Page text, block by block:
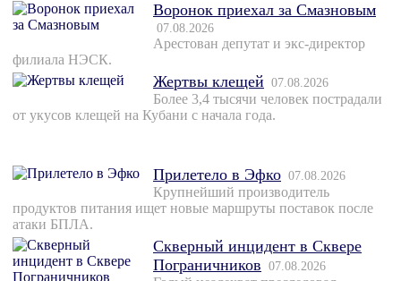
Воронок приехал за Смазновым
07.08.2026
Арестован депутат и экс-директор
филиала НЭСК.
Жертвы клещей 07.08.2026
Более 3,4 тысячи человек пострадали
от укусов клещей на Кубани с начала года.
Прилетело в Эфко 07.08.2026
Крупнейший производитель
продуктов питания ищет новые маршруты поставок после
атаки БПЛА.
Скверный инцидент в Сквере
Пограничников 07.08.2026